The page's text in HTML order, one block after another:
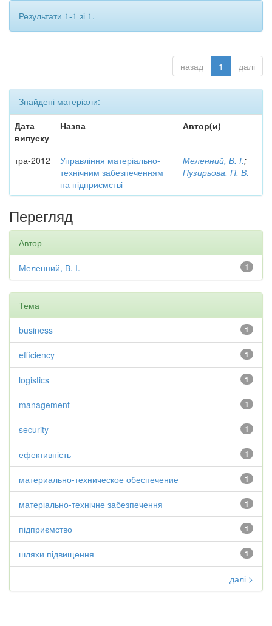
Результати 1-1 зі 1.
назад 1 далі
Знайдені матеріали:
Дата
випуску
Назва Автор(и)
тра-2012
Управління матеріально-
технічним забезпеченням
на підприємстві
Меленний, В. І.;
Пузирьова, П. В.
Перегляд
Автор
1
Меленний, В. І.
Тема
1
business
1
efficiency
1
logistics
1
management
1
security
1
ефективність
1
материально-техническое обеспечение
1
матеріально-технічне забезпечення
1
підприємство
1
шляхи підвищення
далі >